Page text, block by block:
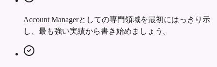
Account Managerとしての専門領域を最初にはっきり示
し、最も強い実績から書き始めましょう。